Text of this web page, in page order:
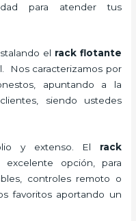
para atender tus
el rack flotante
Nos caracterizamos por
apuntando a la
siendo ustedes
y extenso. El rack
opción, para
controles remoto o
favoritos aportando un